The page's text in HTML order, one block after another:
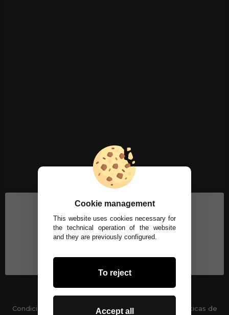
Condiciones generales Políticas de privacidad
Políticas de
Cookie management
This website uses cookies necessary for
the technical operation of the website
and they are previously configured.
To reject
Accept all